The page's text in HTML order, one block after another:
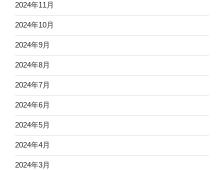
2024年11月
2024年10月
2024年9月
2024年8月
2024年7月
2024年6月
2024年5月
2024年4月
2024年3月